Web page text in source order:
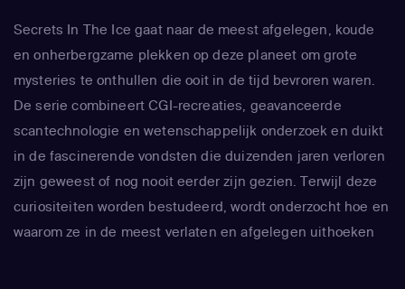
Secrets In The Ice gaat naar de meest afgelegen, koude
en onherbergzame plekken op deze planeet om grote
mysteries te onthullen die ooit in de tijd bevroren waren.
De serie combineert CGI-recreaties, geavanceerde
scantechnologie en wetenschappelijk onderzoek en duikt
in de fascinerende vondsten die duizenden jaren verloren
zijn geweest of nog nooit eerder zijn gezien. Terwijl deze
curiositeiten worden bestudeerd, wordt onderzocht hoe en
waarom ze in de meest verlaten en afgelegen uithoeken